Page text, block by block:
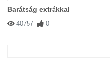
Barátság extrákkal
40757 0